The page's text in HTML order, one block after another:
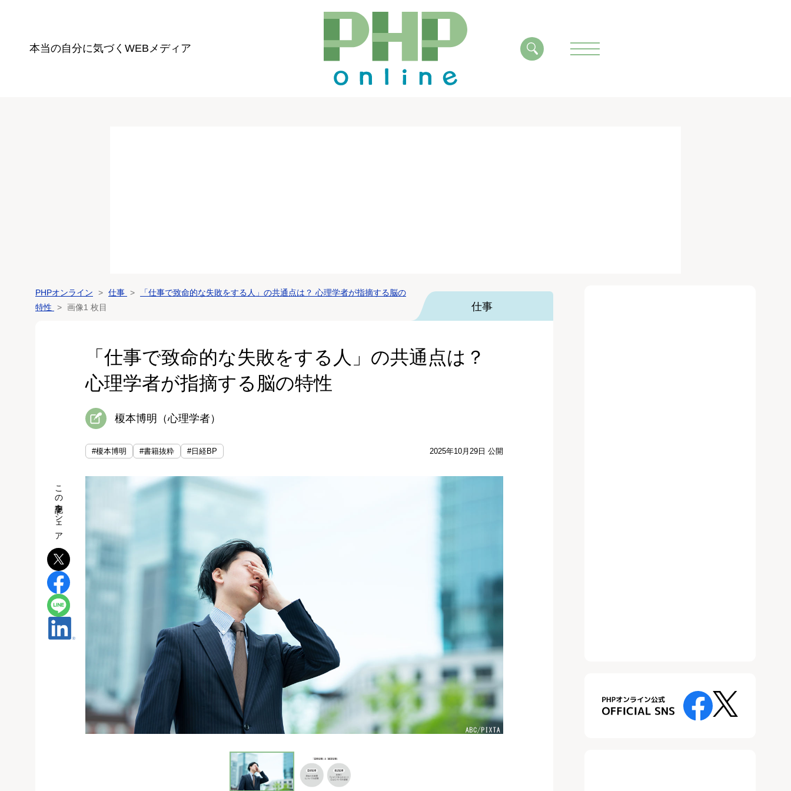
本当の自分に気づく WEBメディア
PHPオンライン 仕事
「仕事で致命的な失敗をする人」の共通点は？ 心理学者が指摘する脳の
特性
画像1 枚目 仕事
「仕事で致命的な失敗をする人」の共通点は？
心理学者が指摘する脳の特性
榎本博明（心理学者）
#榎本博明 #書籍抜粋 #日経BP 2025年10月29日 公開
この記事をシェア